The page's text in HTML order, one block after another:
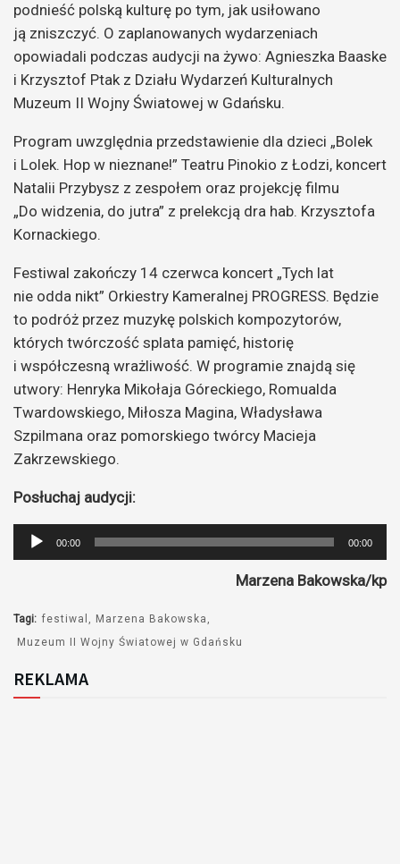
podnieść polską kulturę po tym, jak usiłowano
ją zniszczyć. O zaplanowanych wydarzeniach
opowiadali podczas audycji na żywo: Agnieszka Baaske
i Krzysztof Ptak z Działu Wydarzeń Kulturalnych
Muzeum II Wojny Światowej w Gdańsku.
Program uwzględnia przedstawienie dla dzieci „Bolek
i Lolek. Hop w nieznane!” Teatru Pinokio z Łodzi, koncert
Natalii Przybysz z zespołem oraz projekcję filmu
„Do widzenia, do jutra” z prelekcją dra hab. Krzysztofa
Kornackiego.
Festiwal zakończy 14 czerwca koncert „Tych lat
nie odda nikt” Orkiestry Kameralnej PROGRESS. Będzie
to podróż przez muzykę polskich kompozytorów,
których twórczość splata pamięć, historię
i współczesną wrażliwość. W programie znajdą się
utwory: Henryka Mikołaja Góreckiego, Romualda
Twardowskiego, Miłosza Magina, Władysława
Szpilmana oraz pomorskiego twórcy Macieja
Zakrzewskiego.
Posłuchaj audycji:
Odtwarzacz
plików
00:00 00:00
Marzena Bakowska/kp
Tagi: festiwal
Marzena Bakowska
Muzeum II Wojny Światowej w Gdańsku
REKLAMA